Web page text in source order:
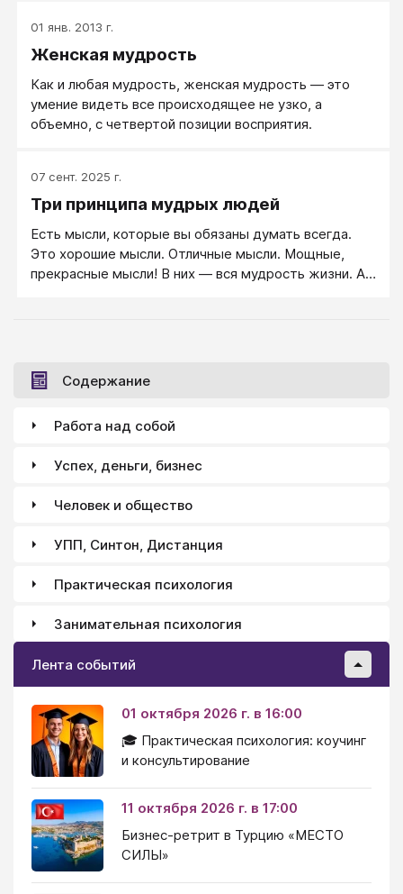
Определяется силой ядра личности и развитостью
периферии личности.
01 янв. 2013 г.
Женская мудрость
Как и любая мудрость, женская мудрость — это
умение видеть все происходящее не узко, а
объемно, с четвертой позиции восприятия.
07 сент. 2025 г.
Три принципа мудрых людей
Есть мысли, которые вы обязаны думать всегда.
Это хорошие мысли. Отличные мысли. Мощные,
прекрасные мысли! В них ― вся мудрость жизни. А
Содержание
Работа над собой
Успех, деньги, бизнес
Человек и общество
УПП, Синтон, Дистанция
Практическая психология
Занимательная психология
Лента событий
01 октября 2026 г. в 16:00
🎓 Практическая психология: коучинг
и консультирование
11 октября 2026 г. в 17:00
Бизнес-ретрит в Турцию «МЕСТО
СИЛЫ»